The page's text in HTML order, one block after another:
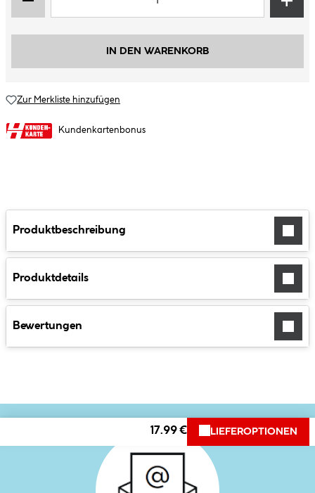
IN DEN WARENKORB
Zur Merkliste hinzufügen
Kundenkartenbonus
Produktbeschreibung
Produktdetails
Bewertungen
17.99 € LIEFEROPTIONEN